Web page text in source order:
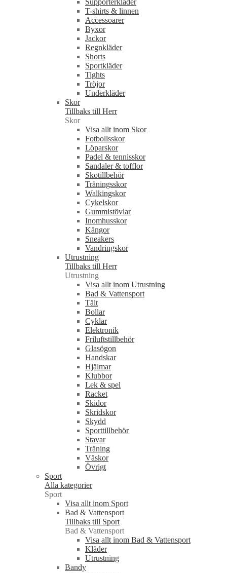
Supporterkläder
T-shirts & linnen
Accessoarer
Byxor
Jackor
Regnkläder
Shorts
Sportkläder
Tights
Tröjor
Underkläder
Skor
Tillbaks till Herr
Skor
Visa allt inom Skor
Fotbollsskor
Löparskor
Padel & tennisskor
Sandaler & tofflor
Skotillbehör
Träningsskor
Walkingskor
Cykelskor
Gummistövlar
Inomhusskor
Kängor
Sneakers
Vandringskor
Utrustning
Tillbaks till Herr
Utrustning
Visa allt inom Utrustning
Bad & Vattensport
Tält
Bollar
Cyklar
Elektronik
Friluftstillbehör
Glasögon
Handskar
Hjälmar
Klubbor
Lek & spel
Racket
Skidor
Skridskor
Skydd
Sporttillbehör
Stavar
Träning
Väskor
Övrigt
Sport
Alla kategorier
Sport
Visa allt inom Sport
Bad & Vattensport
Tillbaks till Sport
Bad & Vattensport
Visa allt inom Bad & Vattensport
Kläder
Utrustning
Bandy